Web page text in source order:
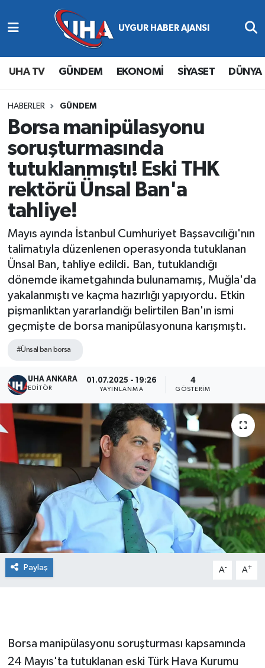
UHA TV GÜNDEM EKONOMİ SİYASET DÜNYA
HABERLER GÜNDEM
Borsa manipülasyonu
soruşturmasında
tutuklanmıştı! Eski THK
rektörü Ünsal Ban'a
tahliye!
Mayıs ayında İstanbul Cumhuriyet Başsavcılığı'nın
talimatıyla düzenlenen operasyonda tutuklanan
Ünsal Ban, tahliye edildi. Ban, tutuklandığı
dönemde ikametgahında bulunamamış, Muğla'da
yakalanmıştı ve kaçma hazırlığı yapıyordu. Etkin
pişmanlıktan yararlandığı belirtilen Ban'ın ismi
geçmişte de borsa manipülasyonuna karışmıştı.
#Ünsal ban borsa
UHA ANKARA
EDITÖR
01.07.2025 - 19:26
YAYINLANMA
4
GÖSTERIM
Paylaş A- A+
Borsa manipülasyonu soruşturması kapsamında
24 Mayıs'ta tutuklanan eski Türk Hava Kurumu
Abone Ol
Gündem
Ekonomi
Magazin
Siyaset
Spor
Nöbetçi Eczaneler
Hava Durumu
Namaz Vakitleri
Trafik Durumu
Süper Lig Puan Durumu ve Fikstür
Tüm Manşetler
Son Dakika Haberleri
Haber Arşivi